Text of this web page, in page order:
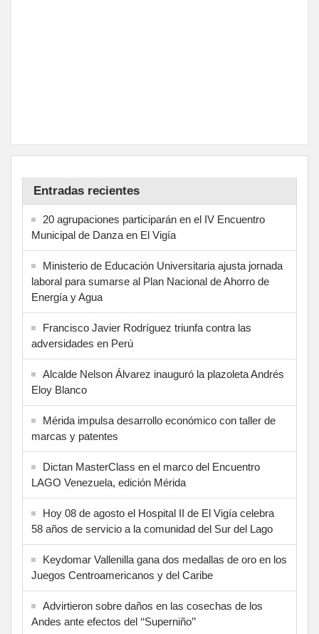
Entradas recientes
20 agrupaciones participarán en el IV Encuentro
Municipal de Danza en El Vigía
Ministerio de Educación Universitaria ajusta jornada
laboral para sumarse al Plan Nacional de Ahorro de
Energía y Agua
Francisco Javier Rodríguez triunfa contra las
adversidades en Perú
Alcalde Nelson Álvarez inauguró la plazoleta Andrés
Eloy Blanco
Mérida impulsa desarrollo económico con taller de
marcas y patentes
Dictan MasterClass en el marco del Encuentro
LAGO Venezuela, edición Mérida
Hoy 08 de agosto el Hospital II de El Vigía celebra
58 años de servicio a la comunidad del Sur del Lago
Keydomar Vallenilla gana dos medallas de oro en los
Juegos Centroamericanos y del Caribe
Advirtieron sobre daños en las cosechas de los
Andes ante efectos del ‘‘Superniño’’